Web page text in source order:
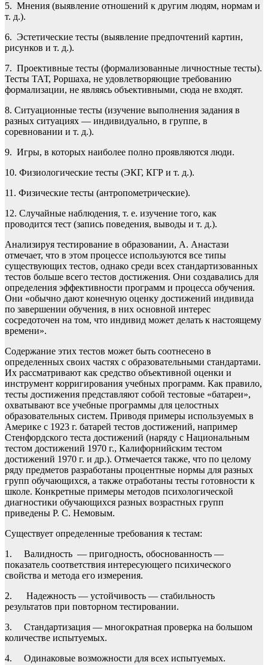
5. Мнения (выявление отношений к другим людям, нормам и
т. д.).
6. Эстетические тесты (выявление предпочтений картин,
рисунков и т. д.).
7. Проективные тесты (формализованные личностные тесты).
Тесты ТАТ, Роршаха, не удовлетворяющие требованию
формализации, не являясь объективными, сюда не входят.
8. Ситуационные тесты (изучение выполнения задания в
разных ситуациях — индивидуально, в группе, в
соревновании и т. д.).
9. Игры, в которых наиболее полно проявляются люди.
10. Физиологические тесты (ЭКГ, КГР и т. д.).
11. Физические тесты (антропометрические).
12. Случайные наблюдения, т. е. изучение того, как
проводится тест (запись поведения, выводы и т. д.).
Анализируя тестирование в образовании, А. Анастази
отмечает, что в этом процессе используются все типы
существующих тестов, однако среди всех стандартизованных
тестов больше всего тестов достижения. Они создавались для
определения эффективности программ и процесса обучения.
Они «обычно дают конечную оценку достижений индивида
по завершении обучения, в них основной интерес
сосредоточен на том, что индивид может делать к настоящему
времени».
Содержание этих тестов может быть соотнесено в
определенных своих частях с образовательными стандартами.
Их рассматривают как средство объективной оценки и
инструмент корригирования учебных программ. Как правило,
тесты достижения представляют собой тестовые «батареи»,
охватывают все учебные программы для целостных
образовательных систем. Приводя примеры используемых в
Америке с 1923 г. батарей тестов достижений, например
Стенфордского теста достижений (наряду с Национальным
тестом достижений 1970 г., Калифорнийским тестом
достижений 1970 г. и др.). Отмечается также, что по целому
ряду предметов разработаны процентные нормы для разных
групп обучающихся, а также отработаны тесты готовности к
школе. Конкретные примеры методов психологической
диагностики обучающихся разных возрастных групп
приведены Р. С. Немовым.
Существует определенные требования к тестам:
1. Валидность — пригодность, обоснованность —
показатель соответствия интересующего психического
свойства и метода его измерения.
2. Надежность — устойчивость — стабильность
результатов при повторном тестировании.
3. Стандартизация — многократная проверка на большом
количестве испытуемых.
4. Одинаковые возможности для всех испытуемых.